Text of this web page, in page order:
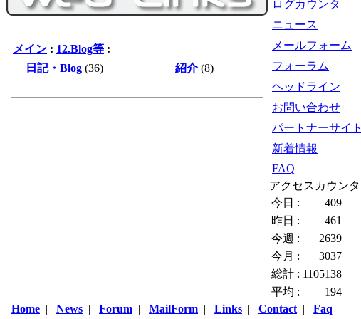
メイン : 12.Blog等 :
日記・Blog (36) 紹介(8)
ログカウンタ
ニュース
メールフォーム
フォーラム
ヘッドライン
お問い合わせ
パートナーサイト
新着情報
FAQ
アクセスカウンタ
今日 :
409
昨日 :
461
今週 :
2639
今月 :
3037
総計 : 1105138
平均 :
194
Home | News | Forum | MailForm | Links | Contact | Faq